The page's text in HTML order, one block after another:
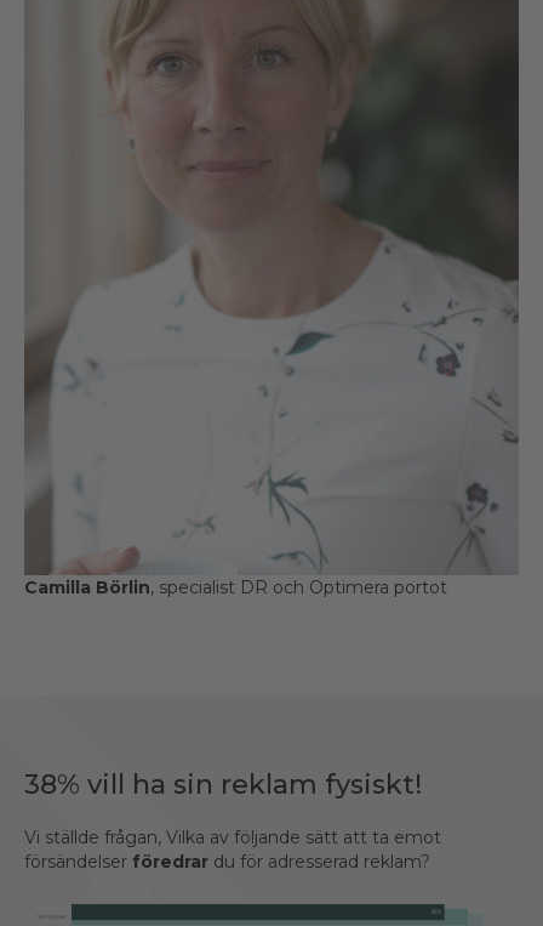
Camilla Börlin, specialist DR och Optimera portot
38% vill ha sin reklam fysiskt!
Vi ställde frågan, Vilka av följande sätt att ta emot
försändelser föredrar du för adresserad reklam?